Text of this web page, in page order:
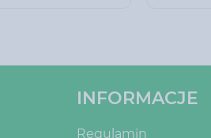
INFORMACJE
Regulamin